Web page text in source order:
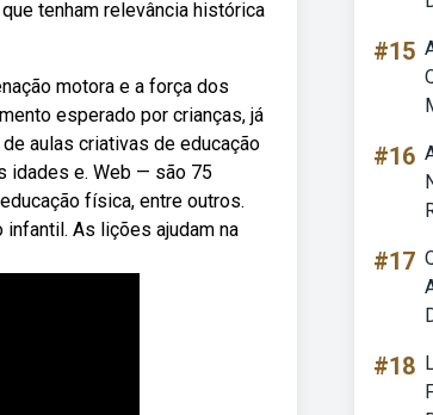
tenham relevância histórica
motora e a força dos
esperado por crianças, já
aulas criativas de educação
idades e. Web — são 75
física, entre outros.
As lições ajudam na
#15
#16
#17
#18